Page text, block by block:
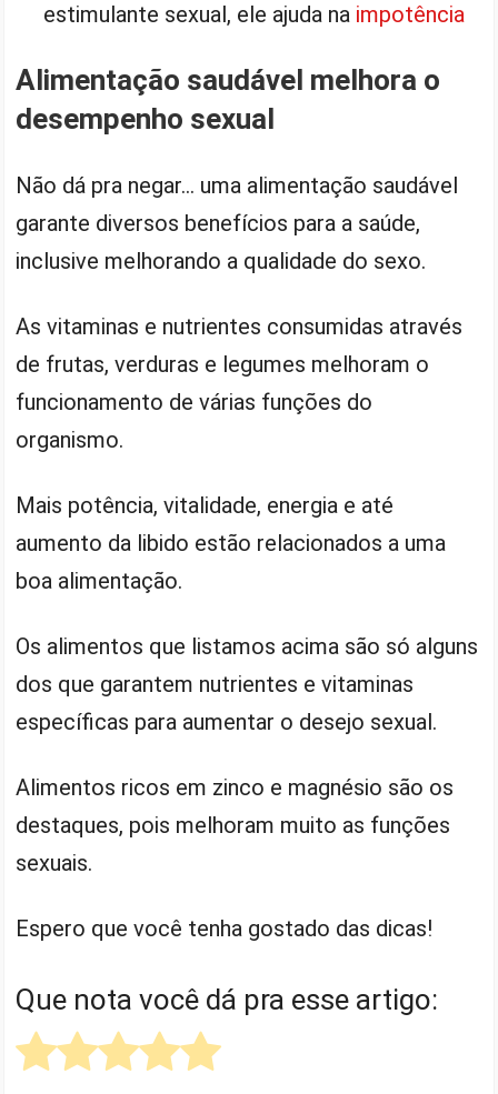
estimulante sexual, ele ajuda na impotência
Alimentação saudável melhora o
desempenho sexual
Não dá pra negar… uma alimentação saudável
garante diversos benefícios para a saúde,
inclusive melhorando a qualidade do sexo.
As vitaminas e nutrientes consumidas através
de frutas, verduras e legumes melhoram o
funcionamento de várias funções do
organismo.
Mais potência, vitalidade, energia e até
aumento da libido estão relacionados a uma
boa alimentação.
Os alimentos que listamos acima são só alguns
dos que garantem nutrientes e vitaminas
específicas para aumentar o desejo sexual.
Alimentos ricos em zinco e magnésio são os
destaques, pois melhoram muito as funções
sexuais.
Espero que você tenha gostado das dicas!
Que nota você dá pra esse artigo: